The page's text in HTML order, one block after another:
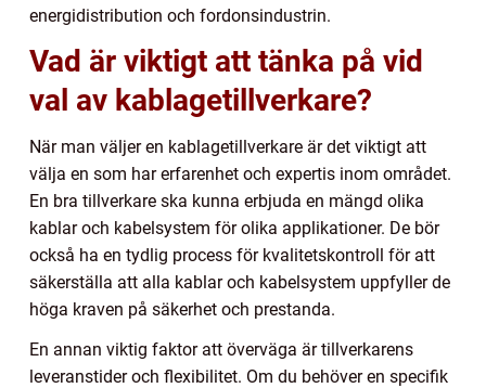
energidistribution och fordonsindustrin.
Vad är viktigt att tänka på vid
val av kablagetillverkare?
När man väljer en kablagetillverkare är det viktigt att
välja en som har erfarenhet och expertis inom området.
En bra tillverkare ska kunna erbjuda en mängd olika
kablar och kabelsystem för olika applikationer. De bör
också ha en tydlig process för kvalitetskontroll för att
säkerställa att alla kablar och kabelsystem uppfyller de
höga kraven på säkerhet och prestanda.
En annan viktig faktor att överväga är tillverkarens
leveranstider och flexibilitet. Om du behöver en specifik